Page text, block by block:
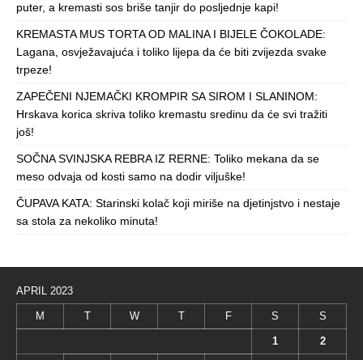
puter, a kremasti sos briše tanjir do posljednje kapi!
KREMASTA MUS TORTA OD MALINA I BIJELE ČOKOLADE:
Lagana, osvježavajuća i toliko lijepa da će biti zvijezda svake
trpeze!
ZAPEČENI NJEMAČKI KROMPIR SA SIROM I SLANINOM:
Hrskava korica skriva toliko kremastu sredinu da će svi tražiti
još!
SOČNA SVINJSKA REBRA IZ RERNE: Toliko mekana da se
meso odvaja od kosti samo na dodir viljuške!
ČUPAVA KATA: Starinski kolač koji miriše na djetinjstvo i nestaje
sa stola za nekoliko minuta!
APRIL 2023
M T W T F S S
1 2